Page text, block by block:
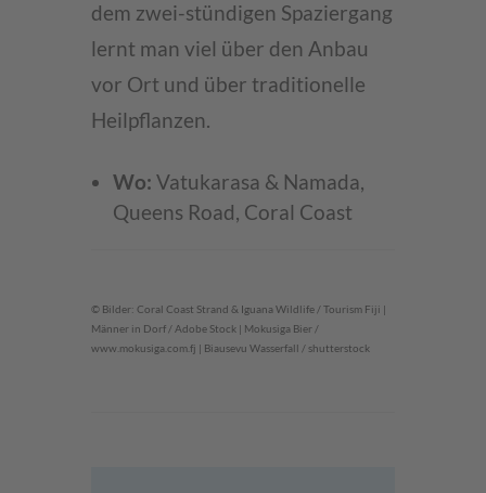
dem zwei-stündigen Spaziergang
lernt man viel über den Anbau
vor Ort und über traditionelle
Heilpflanzen.
Wo: Vatukarasa & Namada,
Queens Road, Coral Coast
© Bilder: Coral Coast Strand & Iguana Wildlife / Tourism Fiji |
Männer in Dorf / Adobe Stock | Mokusiga Bier /
www.mokusiga.com.fj | Biausevu Wasserfall / shutterstock